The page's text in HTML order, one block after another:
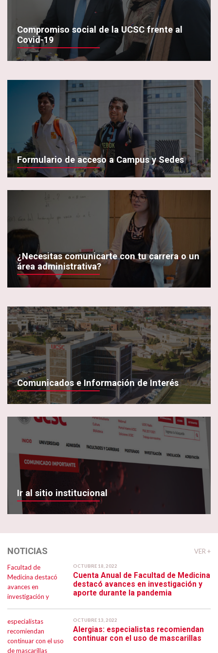
Compromiso social de la UCSC frente al
Covid-19
Formulario de acceso a Campus y Sedes
¿Necesitas comunicarte con tu carrera o un
área administrativa?
Comunicados e Información de Interés
Ir al sitio institucional
NOTICIAS VER +
OCTUBRE 18, 2022
Cuenta Anual de Facultad de Medicina
destacó avances en investigación y
aporte durante la pandemia
OCTUBRE 13, 2022
Alergias: especialistas recomiendan
continuar con el uso de mascarillas